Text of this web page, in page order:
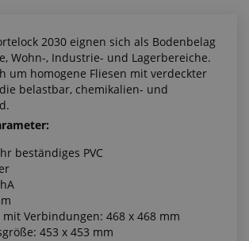
2030 eignen sich als Bodenbelag
Wohn-, Industrie- und Lagerbereiche.
um homogene Fliesen mit verdeckter
belastbar, chemikalien- und
beständiges PVC
Verbindungen: 468 x 468 mm
453 x 453 mm